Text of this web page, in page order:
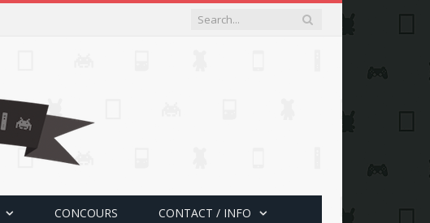
CONCOURS CONTACT / INFO